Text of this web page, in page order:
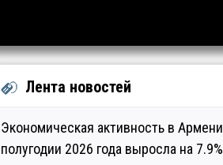
Лента новостей
Экономическая активность в
полугодии 2026 года выросла на 7.9%